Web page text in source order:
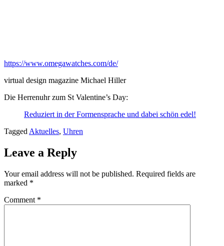
https://www.omegawatches.com/de/
virtual design magazine Michael Hiller
Die Herrenuhr zum St Valentine’s Day:
Reduziert in der Formensprache und dabei schön edel!
Tagged Aktuelles, Uhren
Leave a Reply
Your email address will not be published. Required fields are
marked *
Comment *